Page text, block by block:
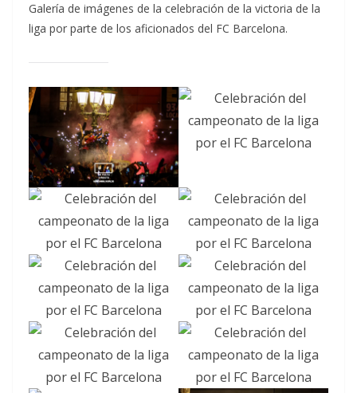
Galería de imágenes de la celebración de la victoria de la
liga por parte de los aficionados del FC Barcelona.